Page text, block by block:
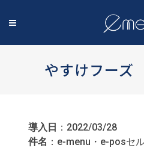
やすけフー
導入日 ：2022/03/28
件名 ：e-menu・e-posセ